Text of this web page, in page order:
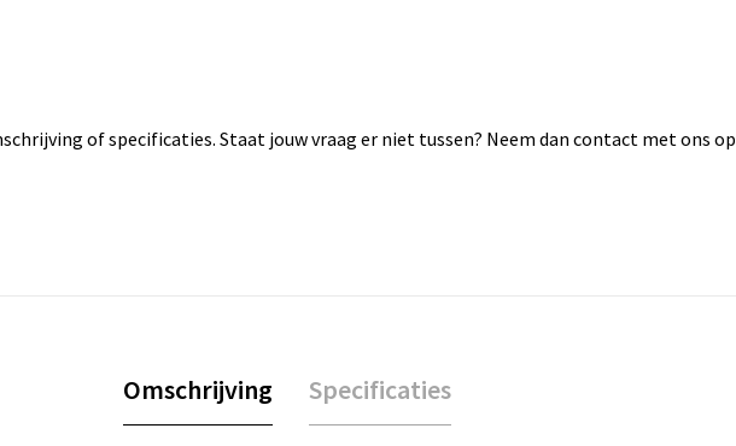
of specificaties. Staat jouw vraag er niet tussen? Neem dan contact met ons op
Omschrijving Specificaties